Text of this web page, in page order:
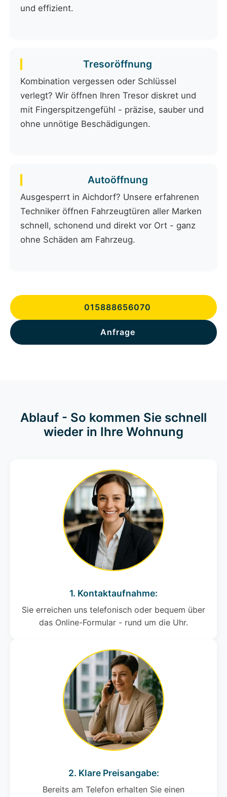
und effizient.
Tresoröffnung
Kombination vergessen oder Schlüssel
verlegt? Wir öffnen Ihren Tresor diskret und
mit Fingerspitzengefühl - präzise, sauber und
ohne unnötige Beschädigungen.
Autoöffnung
Ausgesperrt in Aichdorf? Unsere erfahrenen
Techniker öffnen Fahrzeugtüren aller Marken
schnell, schonend und direkt vor Ort - ganz
ohne Schäden am Fahrzeug.
015888656070
Anfrage
Ablauf - So kommen Sie schnell
wieder in Ihre Wohnung
1. Kontaktaufnahme:
Sie erreichen uns telefonisch oder bequem über
das Online-Formular - rund um die Uhr.
2. Klare Preisangabe:
Bereits am Telefon erhalten Sie einen